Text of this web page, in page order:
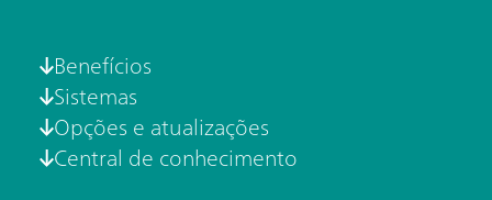
Benefícios
Sistemas
Opções e atualizações
Central de conhecimento